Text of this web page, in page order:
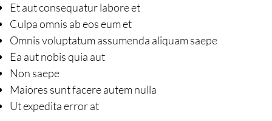
Et aut consequatur labore et
Culpa omnis ab eos eum et
Omnis voluptatum assumenda aliquam saepe
Ea aut nobis quia aut
Non saepe
Maiores sunt facere autem nulla
Ut expedita error at